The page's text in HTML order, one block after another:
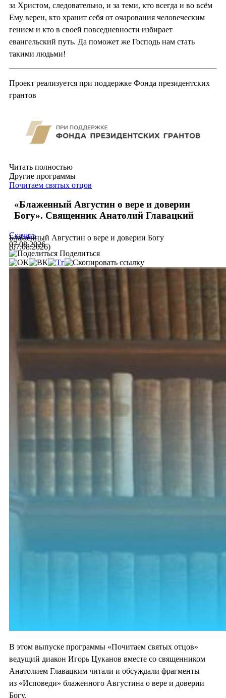
за Христом, следовательно, и за теми, кто всегда и во всём
Ему верен, кто хранит себя от очарования человеческим
гением и кто в своей повседневности избирает
евангельский путь. Да поможет же Господь нам стать
такими людьми!
Проект реализуется при поддержке Фонда президентских
грантов
Читать полностью
Другие программы
Почитаем святых отцов
«Блаженный Августин о вере и доверии
Богу». Священник Анатолий Главацкий
Блаженный Августин о вере и доверии Богу
(07.08.2026)
Скачать
07.08.2026
Поделиться
В этом выпуске программы «Почитаем святых отцов»
ведущий диакон Игорь Цуканов вместе со священником
Анатолием Главацким читали и обсуждали фрагменты
из «Исповеди» блаженного Августина о вере и доверии
Богу.